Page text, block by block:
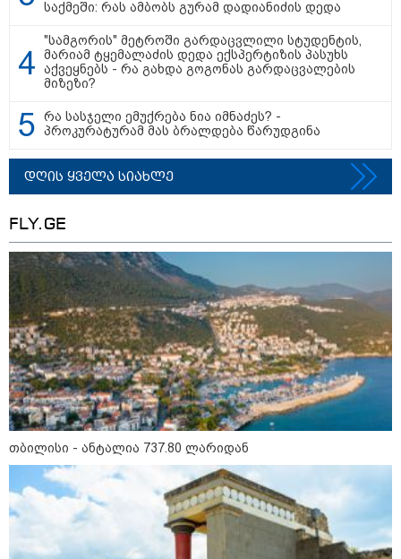
"დაკავებულია 3 პირი, რომლებიც
სისტემატურად ამზადებდნენ ცნობილი
ბრენდების ფალსიფიცირებულ ვისკისა და
სხვა ალკოჰოლურ სასმელებს" -
საგამოძიებო სამსახური
22:49 / 07-08-2026
ადვოკატის ინფორმაციით,
თბილისში "გლოვოს" კურიერს
თავს დაესხნენ
21:11 / 07-08-2026
"ვერ შევეგუებით აზრს, რომ
ვიღაცის ბოდიალის გულისთვის
საქმეში: რას ამბობს გურამ დადიანიძის დედა
"სამგორის" მეტროში გარდაცვლილი სტუდენტის,
მარიამ ტყემალაძის დედა ექსპერტიზის პასუხს
აქვეყნებს - რა გახდა გოგონას გარდაცვალების
მიზეზი?
რა სასჯელი ემუქრება ნია იმნაძეს? -
პროკურატურამ მას ბრალდება წარუდგინა
დღის ყველა სიახლე
FLY.GE
თბილისი - ანტალია 737.80 ლარიდან